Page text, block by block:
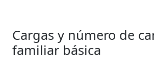
Cargas y número de
familiar básica